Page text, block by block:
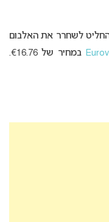
במאי. איגוד השידור האירופי החליט לשחרר את האלבום
במחיר של €16.76.